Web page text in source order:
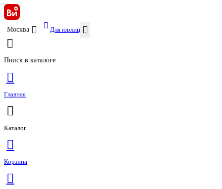
Москва Для юрлиц
Поиск в каталоге
Главная
Каталог
Корзина